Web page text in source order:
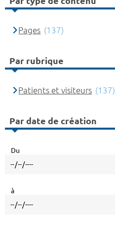
Pages (137)
Par rubrique
Patients et visiteurs (137)
Par date de création
Du
à